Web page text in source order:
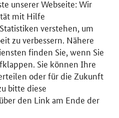
unserer Webseite: Wir
mit Hilfe
verstehen, um
zu verbessern. Nähere
finden Sie, wenn Sie
Sie können Ihre
oder für die Zukunft
bitte diese
den Link am Ende der